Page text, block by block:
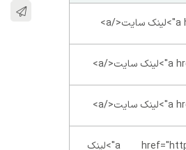
<a href="https://rohamweb.com/" rel="nofollow">لینک